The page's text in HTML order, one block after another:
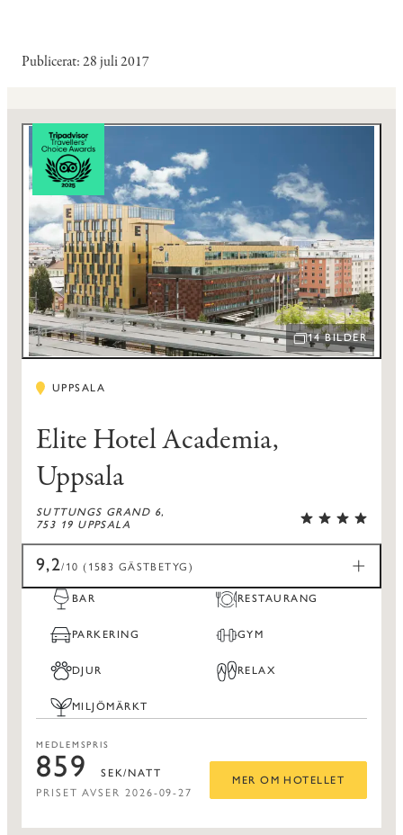
Publicerat 28 juli 2017
ÖPPNA BILDSPEL
14 BILDER
UPPSALA
Elite Hotel Academia,
Uppsala
SUTTUNGS GRAND 6,
753 19 UPPSALA
9,2/10 (1583 GÄSTBETYG)
BAR RESTAURANG
PARKERING GYM
DJUR RELAX
MILJÖMÄRKT
MEDLEMSPRIS
859 SEK/NATT
PRISET AVSER 2026-09-27
MER OM HOTELLET